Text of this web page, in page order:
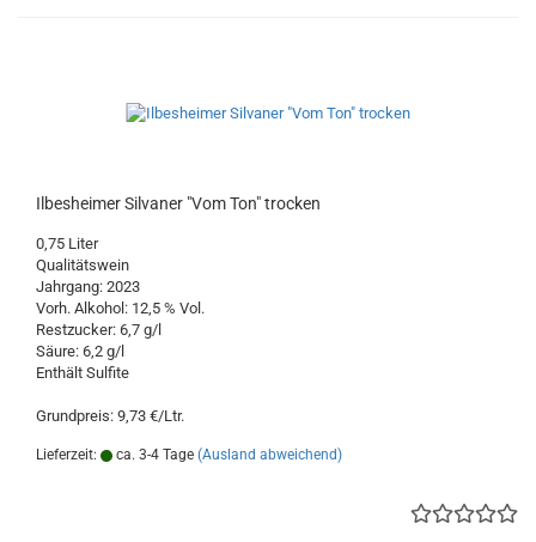
Ilbesheimer Silvaner "Vom Ton" trocken
0,75 Liter
Qualitätswein
Jahrgang: 2023
Vorh. Alkohol: 12,5 % Vol.
Restzucker: 6,7 g/l
Säure: 6,2 g/l
Enthält Sulfite
Grundpreis: 9,73 €/Ltr.
Lieferzeit: ca. 3-4 Tage (Ausland abweichend)